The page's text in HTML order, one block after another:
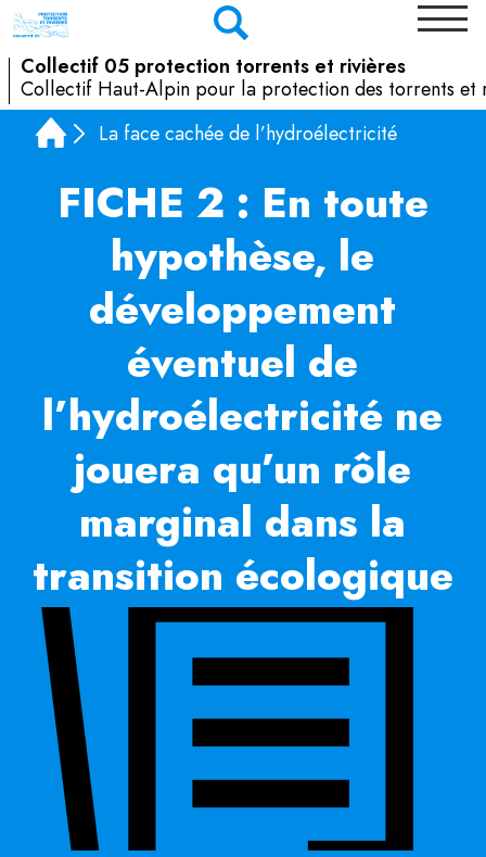
Collectif 05 protection torrents et rivières
Collectif Haut-Alpin pour la protection des torrents et
La face cachée de l’hydroélectricité
FICHE 2 : En toute
hypothèse, le
développement
éventuel de
l’hydroélectricité ne
jouera qu’un rôle
marginal dans la
transition écologique